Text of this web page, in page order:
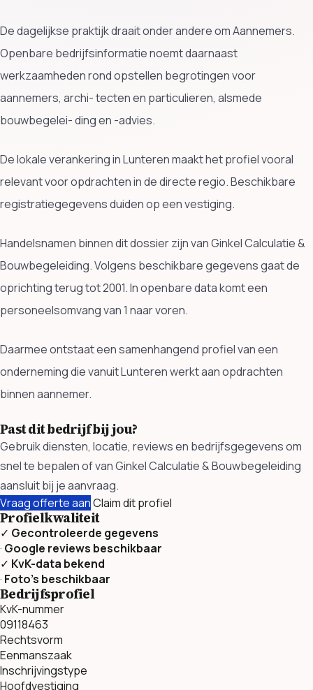
De dagelijkse praktijk draait onder andere om Aannemers.
Openbare bedrijfsinformatie noemt daarnaast
werkzaamheden rond opstellen begrotingen voor
aannemers, archi- tecten en particulieren, alsmede
bouwbegelei- ding en -advies.
De lokale verankering in Lunteren maakt het profiel vooral
relevant voor opdrachten in de directe regio. Beschikbare
registratiegegevens duiden op een vestiging.
Handelsnamen binnen dit dossier zijn van Ginkel Calculatie &
Bouwbegeleiding. Volgens beschikbare gegevens gaat de
oprichting terug tot 2001. In openbare data komt een
personeelsomvang van 1 naar voren.
Daarmee ontstaat een samenhangend profiel van een
onderneming die vanuit Lunteren werkt aan opdrachten
binnen aannemer.
Past dit bedrijf bij jou?
Gebruik diensten, locatie, reviews en bedrijfsgegevens om
snel te bepalen of van Ginkel Calculatie & Bouwbegeleiding
aansluit bij je aanvraag.
Vraag offerte aanClaim dit profiel
Profielkwaliteit
✓ Gecontroleerde gegevens
· Google reviews beschikbaar
✓ KvK-data bekend
· Foto’s beschikbaar
Bedrijfsprofiel
KvK-nummer
09118463
Rechtsvorm
Eenmanszaak
Inschrijvingstype
Hoofdvestiging